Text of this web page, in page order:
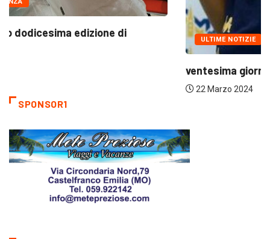
ventesima giornata di Serie B1 femminile: Volley...
SPONSOR1